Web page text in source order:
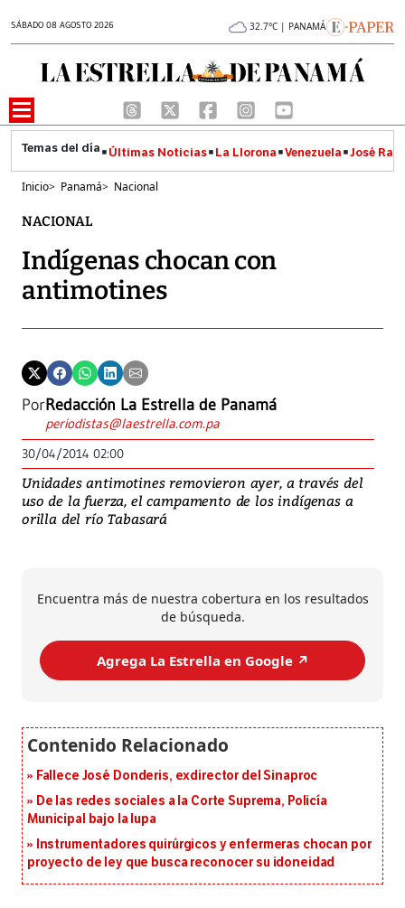
SÁBADO 08 AGOSTO 2026 32.7°C | PANAMÁ
Últimas Noticias La Llorona Venezuela José
Inicio> Panamá> Nacional
NACIONAL
Indígenas chocan con
antimotines
PorRedacción La Estrella de Panamá
periodistas@laestrella.com.pa
30/04/2014 02:00
Unidades antimotines removieron ayer, a través del
uso de la fuerza, el campamento de los indígenas a
orilla del río Tabasará
Encuentra más de nuestra cobertura en los resultados
de búsqueda.
Agrega La Estrella en Google ↗️
Fallece José Donderis, exdirector del Sinaproc
De las redes sociales a la Corte Suprema, Policía
Municipal bajo la lupa
Instrumentadores quirúrgicos y enfermeras chocan por
proyecto de ley que busca reconocer su idoneidad